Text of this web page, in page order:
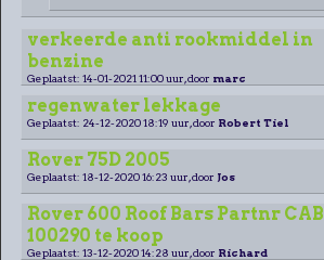
verkeerde anti rookmiddel in
benzine
Geplaatst: 14-01-2021 11:00 uur, door marc
regenwater lekkage
Geplaatst: 24-12-2020 18:19 uur, door Robert Tiel
Rover 75D 2005
Geplaatst: 18-12-2020 16:23 uur, door Jos
Rover 600 Roof Bars Partnr CAB
100290 te koop
Geplaatst: 13-12-2020 14:28 uur, door Richard